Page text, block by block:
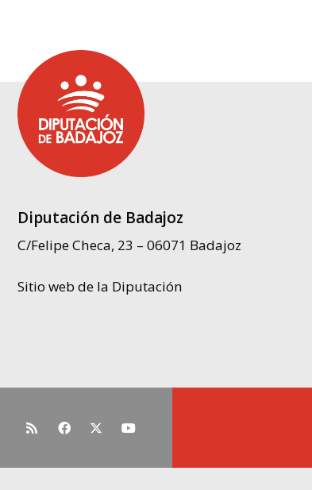
Diputación de Badajoz
C/Felipe Checa, 23 – 06071 Badajoz
Sitio web de la Diputación